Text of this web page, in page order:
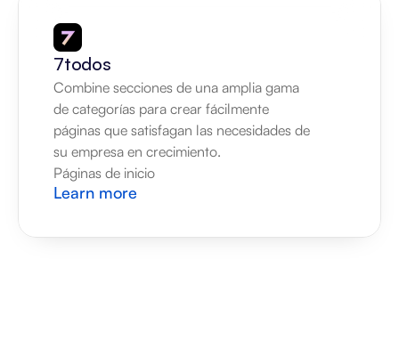
7todos
Combine secciones de una amplia gama
de categorías para crear fácilmente
páginas que satisfagan las necesidades de
su empresa en crecimiento.
Páginas de inicio
Learn more